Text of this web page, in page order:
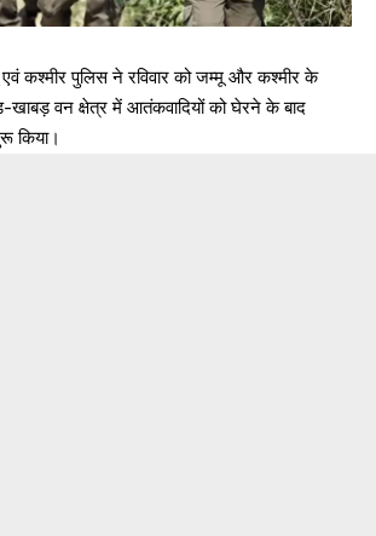
कश्मीर पुलिस ने रविवार को जम्मू और कश्मीर के
वन क्षेत्र में आतंकवादियों को घेरने के बाद
किया।